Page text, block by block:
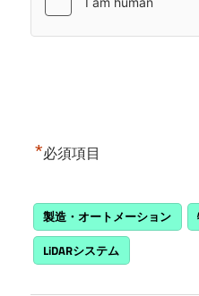
*必須項目
製造・オートメーション
LiDARシステム